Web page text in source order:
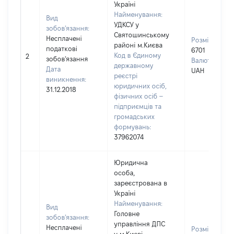
2
Вид
зобов'язання:
Несплачені
податкові
зобов'язання
Дата
виникнення:
31.12.2018
Україні
Найменування:
УДКСУ у
Святошинському
районі м.Києва
Код в Єдиному
державному
реєстрі
юридичних осіб,
фізичних осіб –
підприємців та
громадських
формувань:
37962074
Розмір:
6701
Валюта:
UAH
Вид
зобов'язання:
Несплачені
Юридична
особа,
зареєстрована в
Україні
Найменування:
Головне
управління ДПС
Розмір: